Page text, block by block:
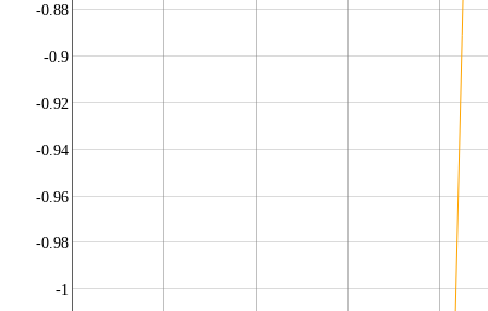
-1
-0.98
-0.96
-0.94
-0.92
-0.9
-0.88